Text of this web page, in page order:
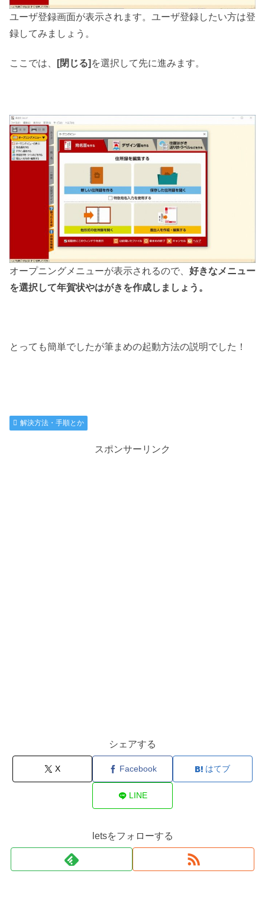
ユーザ登録画面が表示されます。ユーザ登録したい方は登
録してみましょう。
ここでは、 [閉じる] を選択して先に進みます。
オープニングメニューが表示されるので、 好きなメニュー
を選択して年賀状やはがきを作成しましょう。
とっても簡単でしたが筆まめの起動方法の説明でした！
解決方法・手順とか
スポンサーリンク
シェアする
X Facebook はてブ
LINE
letsをフォローする